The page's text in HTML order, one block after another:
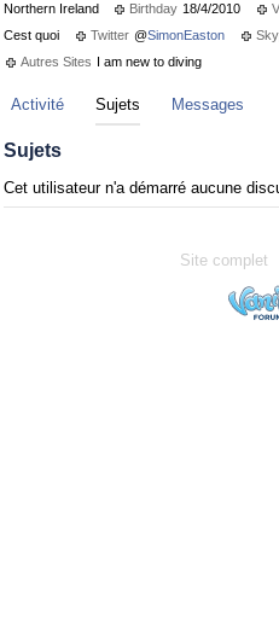
Northern Ireland
Birthday 18/4/2010
Cest quoi
Twitter @SimonEaston
Autres Sites I am new to diving
Activité Sujets Messages
Sujets
Cet utilisateur n'a démarré aucune
Site complet